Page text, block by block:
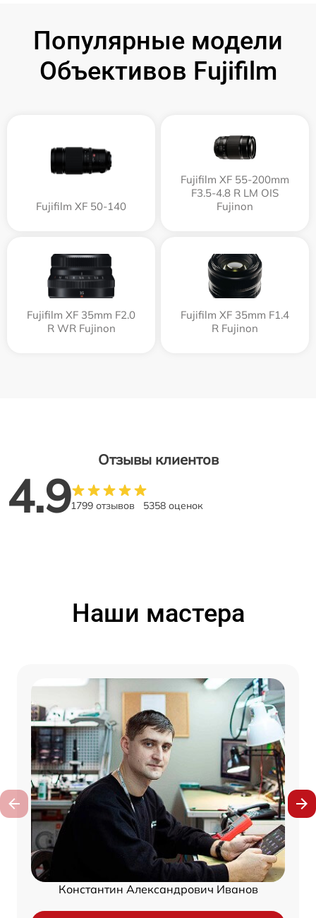
Популярные модели
Объективов Fujifilm
Fujifilm XF 50-140
Fujifilm XF 55-200mm
F3.5-4.8 R LM OIS
Fujinon
Fujifilm XF 35mm F2.0
R WR Fujinon
Fujifilm XF 35mm F1.4
R Fujinon
Отзывы клиентов
4.91799 отзывов 5358 оценок
Наши мастера
Константин Александрович Иванов